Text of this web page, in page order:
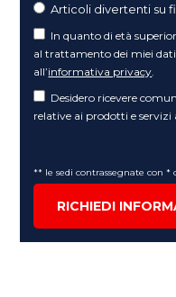
Articoli divertenti su
In quanto di età
al trattamento dei miei
all’informativa privacy
Desidero ricevere
relative ai prodotti e servizi
** le sedi contrassegnate con *
RICHIEDI